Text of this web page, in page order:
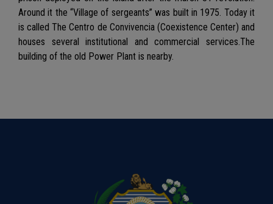
Around it the “Village of sergeants” was built in 1975. Today it
is called The Centro de Convivencia (Coexistence Center) and
houses several institutional and commercial services.The
building of the old Power Plant is nearby.